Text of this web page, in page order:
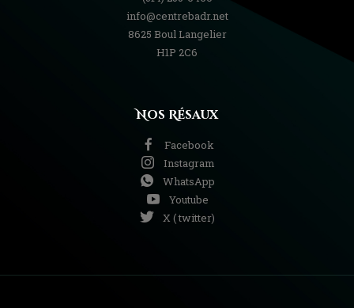
info@centrebadr.net
8625 Boul Langelier
H1P 2C6
Nos Résaux
Facebook
Instagram
WhatsApp
Youtube
X ( twitter)